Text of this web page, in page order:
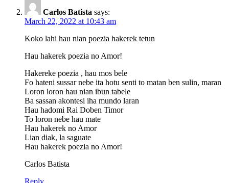
Carlos Batista says:
March 22, 2022 at 10:43 am
Koko lahi hau nian poezia hakerek tetun
Hau hakerek poezia no Amor!
Hakereke poezia , hau mos bele
Fo hateni sussar nebe ita hotu senti to matan ben sulin, maran
Loron loron hau nian ibun tabele
Ba sassan akontesi iha mundo laran
Hau hadomi Rai Doben Timor
To loron nebe hau mate
Hau hakerek no Amor
Lian diak, la saguate
Hau hakerek poezia no Amor!
Carlos Batista
Reply